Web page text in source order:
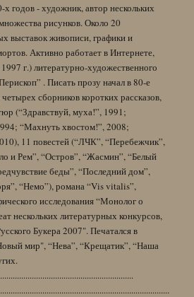
годов - художник, автор нескольких
рисунков. Около 20
выставок живописи, графики и
Активно работает в Интернете,
1997 г.) литературно-художественного
. Писать прозу начал в 80-е
сборников коротких рассказов,
(“Здравствуй, муха!”, 1991;
“Махнуть хвостом!”, 2008;
11 повестей (“ЛЧК”, “Перебежчик”,
и Рем”, “Остров”, “Жасмин”, “Белый
беды”, “Последний дом”,
“Немо”), романа “Vis vitalis”,
исследования “Монолог о
нескольких литературных конкурсов,
Букера 2007". Печатался в
мир", “Нева”, “Крещатик”, “Наша